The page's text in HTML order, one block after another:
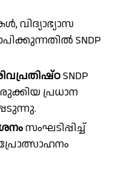
SNDP
SNDP
പ്രധാന
സംഘടിപ്പിച്ച്